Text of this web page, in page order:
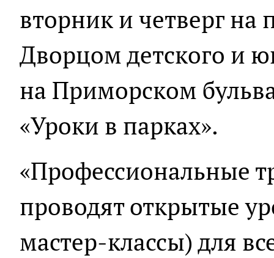
вторник и четверг на
Дворцом детского и
на Приморском
«Уроки в парках».
«Профессиональные
проводят открытые
мастер-классы) для